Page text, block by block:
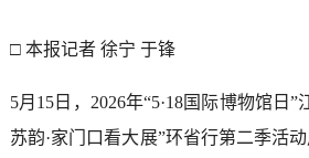
□ 本报记者 徐宁 于锋
5月15日，2026年“5·18国际博物馆日
苏韵·家门口看大展”环省行第二季活